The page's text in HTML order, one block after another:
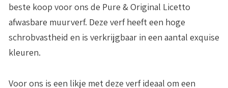
beste koop voor ons de Pure & Original Licetto
afwasbare muurverf. Deze verf heeft een hoge
schrobvastheid en is verkrijgbaar in een aantal exquise
kleuren.
Voor ons is een likje met deze verf ideaal om een